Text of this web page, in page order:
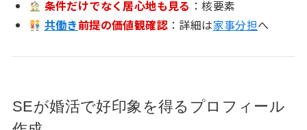
条件だけでなく居心地も見る ：核要素
共働き前提の価値観確認：詳細は家事分担へ
SEが婚活で好印象を得るプロフィール